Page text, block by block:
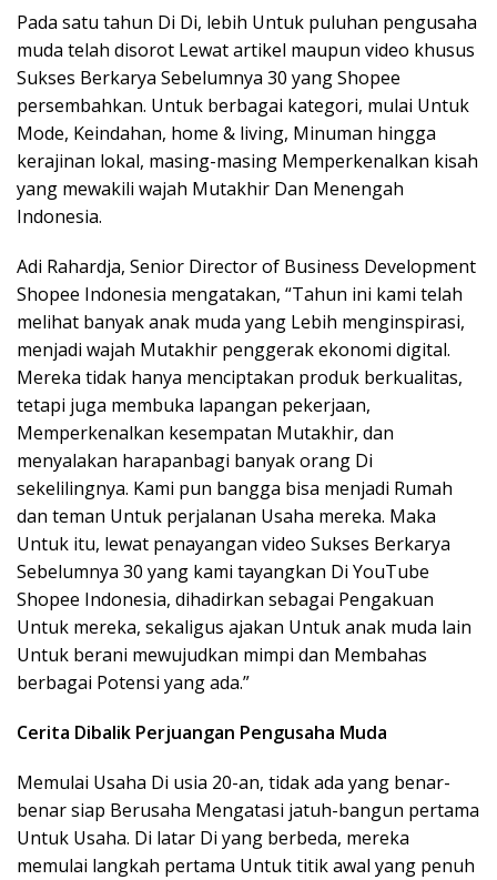
Pada satu tahun Di Di, lebih Untuk puluhan pengusaha
muda telah disorot Lewat artikel maupun video khusus
Sukses Berkarya Sebelumnya 30 yang Shopee
persembahkan. Untuk berbagai kategori, mulai Untuk
Mode, Keindahan, home & living, Minuman hingga
kerajinan lokal, masing-masing Memperkenalkan kisah
yang mewakili wajah Mutakhir Dan Menengah
Indonesia.
Adi Rahardja, Senior Director of Business Development
Shopee Indonesia mengatakan, “Tahun ini kami telah
melihat banyak anak muda yang Lebih menginspirasi,
menjadi wajah Mutakhir penggerak ekonomi digital.
Mereka tidak hanya menciptakan produk berkualitas,
tetapi juga membuka lapangan pekerjaan,
Memperkenalkan kesempatan Mutakhir, dan
menyalakan harapanbagi banyak orang Di
sekelilingnya. Kami pun bangga bisa menjadi Rumah
dan teman Untuk perjalanan Usaha mereka. Maka
Untuk itu, lewat penayangan video Sukses Berkarya
Sebelumnya 30 yang kami tayangkan Di YouTube
Shopee Indonesia, dihadirkan sebagai Pengakuan
Untuk mereka, sekaligus ajakan Untuk anak muda lain
Untuk berani mewujudkan mimpi dan Membahas
berbagai Potensi yang ada.”
Cerita Dibalik Perjuangan Pengusaha Muda
Memulai Usaha Di usia 20-an, tidak ada yang benar-
benar siap Berusaha Mengatasi jatuh-bangun pertama
Untuk Usaha. Di latar Di yang berbeda, mereka
memulai langkah pertama Untuk titik awal yang penuh